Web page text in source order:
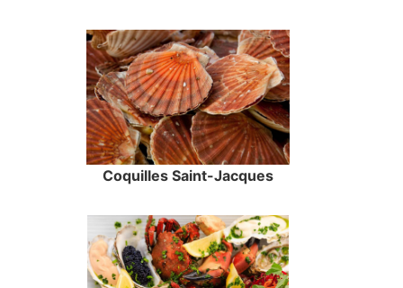
Coquilles Saint-Jacques